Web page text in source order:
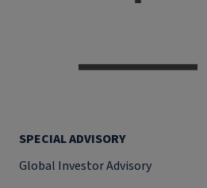
SPECIAL ADVISORY
Global Investor Advisory